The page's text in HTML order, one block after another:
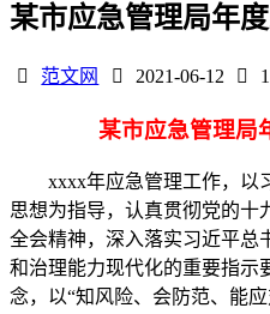
某市应急管理局年
范文网 2021-06-12 1
某市应急管理局
xxxx年应急管理工作，以
思想为指导，认真贯彻党的十
全会精神，深入落实习近平总
和治理能力现代化的重要指示
念，以“知风险、会防范、能